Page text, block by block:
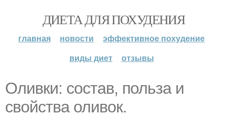
ДИЕТА ДЛЯ ПОХУДЕНИЯ
главная новости
эффективное похудение
виды диет
отзывы
Оливки: состав, польза и
свойства оливок.